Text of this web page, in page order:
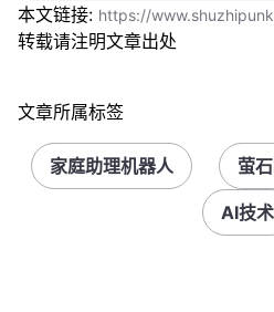
本文链接: https://
转载请注明文章出处
文章所属标签
家庭助理机器人 萤
AI技术